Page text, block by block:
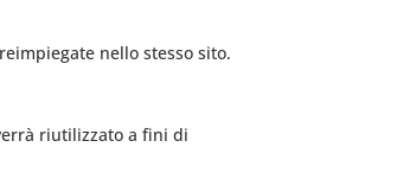
nello stesso sito.
riutilizzato a fini di